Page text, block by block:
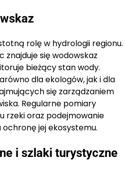
rolę w hydrologii regionu.
znajduje się wodowskaz
bieżący stan wody.
dla ekologów, jak i dla
się zarządzaniem
Regularne pomiary
rzeki oraz podejmowanie
jej ekosystemu.
i szlaki turystyczne